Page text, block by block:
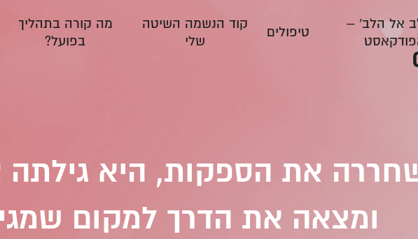
אל הלב' –
טיפולים
קוד הנשמה השיטה
שלי
מה קורה בתהליך
בפועל?
את הספקות, היא
ומצאה את הדרך למקום